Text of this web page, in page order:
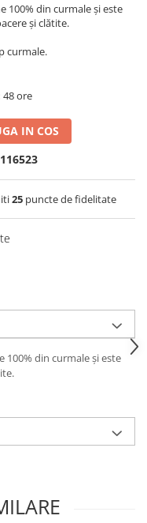
100% din curmale și este
și clătite.
curmale.
48 ore
IN COS
25puncte de fidelitate
din curmale și este